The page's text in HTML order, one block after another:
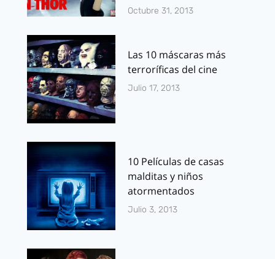
Octubre 31, 2013
Las 10 máscaras más
terroríficas del cine
Julio 17, 2013
10 Películas de casas
malditas y niños
atormentados
Julio 3, 2013